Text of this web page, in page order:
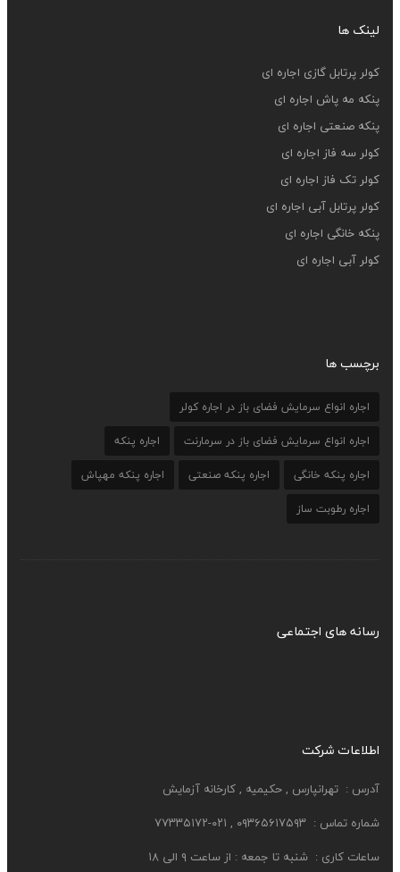
لینک ها
کولر پرتابل گازی اجاره ای
پنکه مه پاش اجاره ای
پنکه صنعتی اجاره ای
کولر سه فاز اجاره ای
کولر تک فاز اجاره ای
کولر پرتابل آبی اجاره ای
پنکه خانگی اجاره ای
کولر آبی اجاره ای
برچسب ها
اجاره انواع سرمایش فضای باز در اجاره کولر
اجاره انواع سرمایش فضای باز در سرمارنت
اجاره پنکه
اجاره پنکه خانگی
اجاره پنکه صنعتی
اجاره پنکه مهپاش
اجاره رطوبت ساز
رسانه های اجتماعی
اطلاعات شرکت
آدرس : تهرانپارس , حکیمیه , کارخانه آزمایش
شماره تماس : ۰۹۳۶۵۶۱۷۵۹۳ , ۰۲۱-۷۷۳۳۵۱۷۲
ساعات کاری : شنبه تا جمعه : از ساعت ۹ الی ۱۸